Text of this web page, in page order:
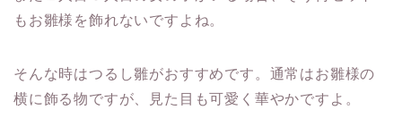
もお雛様を飾れないですよね。
そんな時はつるし雛がおすすめです。 通常はお雛様の
横に飾る物ですが、見た目も可愛く華やかですよ。